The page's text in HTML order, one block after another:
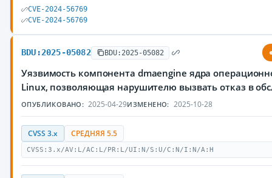
CVE-2024-56769
CVE-2024-56769
BDU:2025-05082 BDU:2025-05082
Уязвимость компонента dmaengine ядра
Linux, позволяющая нарушителю вызвать отказ в
ОПУБЛИКОВАНО: 2025-04-29ИЗМЕНЕНО: 2025-10-28
CVSS 3.x СРЕДНЯЯ 5.5
CVSS:3.x/AV:L/AC:L/PR:L/UI:N/S:U/C:N/I:N/A:H